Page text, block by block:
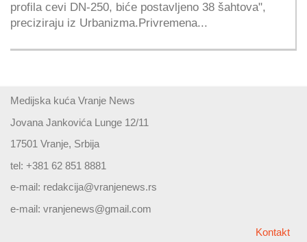
profila cevi DN-250, biće postavljeno 38 šahtova",
preciziraju iz Urbanizma.Privremena...
Medijska kuća Vranje News
Jovana Jankovića Lunge 12/11
17501 Vranje, Srbija
tel: +381 62 851 8881
e-mail: redakcija@vranjenews.rs
e-mail: vranjenews@gmail.com
Kontakt